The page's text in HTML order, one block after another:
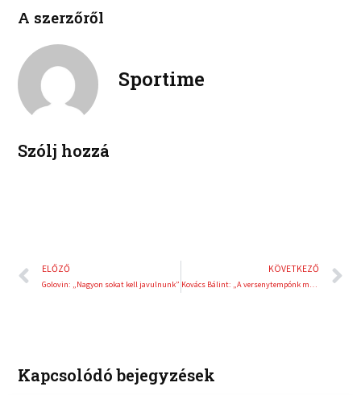
b
o
i
k
n
r
A szerzőről
Sportime
Szólj hozzá
Előző
ELŐZŐ
Golovin: „Nagyon sokat kell javulnunk”
KÖVETKEZŐ
Kovács Bálint: „A versenytempónk megvan, a beállításokkal is jól állunk”
Kapcsolódó bejegyzések